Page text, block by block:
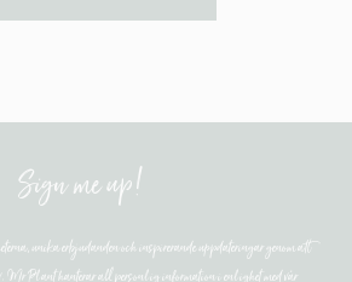
Sign me up!
unika erbjudanden och inspirerande uppdateringar genom att
Mr Plant hanterar all personlig information i enlighet med vår